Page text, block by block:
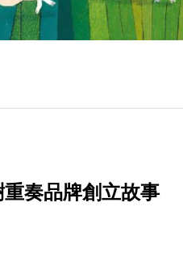
奏品牌創立故事